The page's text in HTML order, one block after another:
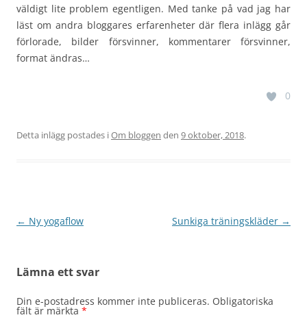
väldigt lite problem egentligen. Med tanke på vad jag har
läst om andra bloggares erfarenheter där flera inlägg går
förlorade, bilder försvinner, kommentarer försvinner,
format ändras…
0
Detta inlägg postades iOm bloggen den 9 oktober, 2018.
Inläggsnavigering
← Ny yogaflow Sunkiga träningskläder →
Lämna ett svar
Din e-postadress kommer inte publiceras. Obligatoriska
fält är märkta *